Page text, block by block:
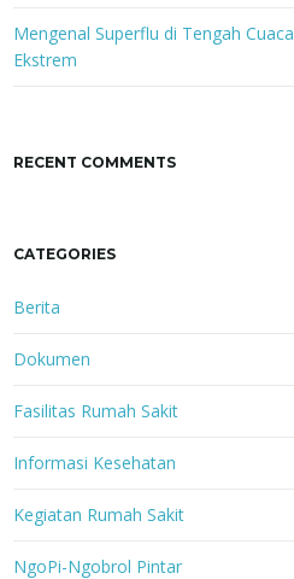
Mengenal Superflu di Tengah Cuaca
Ekstrem
RECENT COMMENTS
CATEGORIES
Berita
Dokumen
Fasilitas Rumah Sakit
Informasi Kesehatan
Kegiatan Rumah Sakit
NgoPi-Ngobrol Pintar